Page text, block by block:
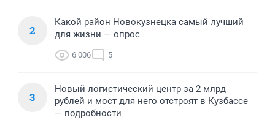
2
Какой район Новокузнецка самый лучший
для жизни — опрос
6 006 5
3
Новый логистический центр за 2 млрд
рублей и мост для него отстроят в Кузбассе
— подробности